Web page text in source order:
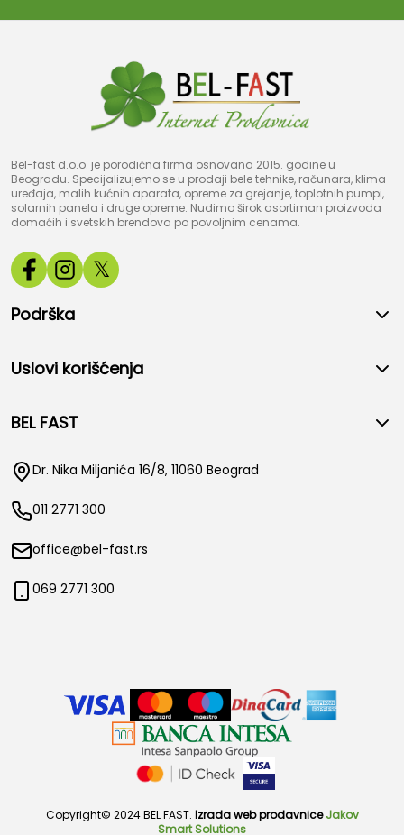
Bel-fast d.o.o. je porodična firma osnovana 2015. godine u
Beogradu. Specijalizujemo se u prodaji bele tehnike, računara, klima
uređaja, malih kućnih aparata, opreme za grejanje, toplotnih pumpi,
solarnih panela i druge opreme. Nudimo širok asortiman proizvoda
domaćih i svetskih brendova po povoljnim cenama.
𝕏
Podrška
Uslovi korišćenja
BEL FAST
Dr. Nika Miljanića 16/8, 11060 Beograd
011 2771 300
office@bel-fast.rs
069 2771 300
Copyright© 2024 BEL FAST. Izrada web prodavnice Jakov
Smart Solutions